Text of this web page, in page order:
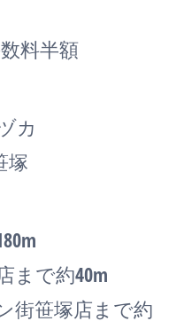
料半額
カ
塚
まで約40m
街笹塚店まで約